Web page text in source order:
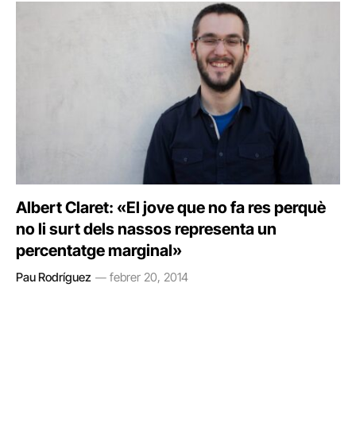
Albert Claret: «El jove que no fa res perquè
no li surt dels nassos representa un
percentatge marginal»
Pau Rodríguez febrer 20, 2014